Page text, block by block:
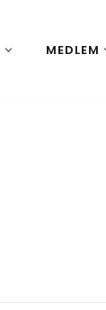
MEDLEM